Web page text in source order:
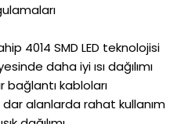
4014 SMD LED teknolojisi
daha iyi ısı dağılımı
bağlantı kabloları
dar alanlarda rahat kullanım